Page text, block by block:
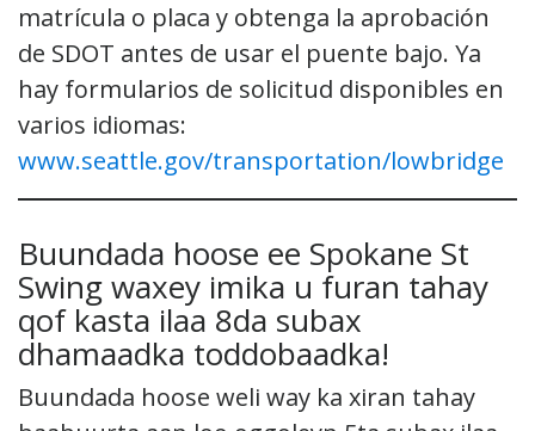
matrícula o placa y obtenga la aprobación
de SDOT antes de usar el puente bajo. Ya
hay formularios de solicitud disponibles en
varios idiomas:
www.seattle.gov/transportation/lowbridge
Buundada hoose ee Spokane St
Swing waxey imika u furan tahay
qof kasta ilaa 8da subax
dhamaadka toddobaadka!
Buundada hoose weli way ka xiran tahay